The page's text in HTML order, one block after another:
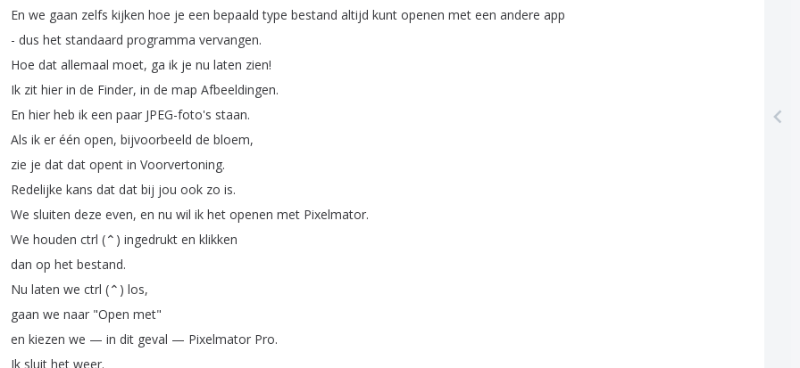
En we gaan zelfs kijken hoe je een bepaald type bestand altijd kunt openen met een andere app
- dus het standaard programma vervangen.
Hoe dat allemaal moet, ga ik je nu laten zien!
Ik zit hier in de Finder, in de map Afbeeldingen.
En hier heb ik een paar JPEG-foto's staan.
Als ik er één open, bijvoorbeeld de bloem,
zie je dat dat opent in Voorvertoning.
Redelijke kans dat dat bij jou ook zo is.
We sluiten deze even, en nu wil ik het openen met Pixelmator.
We houden ctrl (⌃ ) ingedrukt en klikken
dan op het bestand.
Nu laten we ctrl (⌃ ) los,
gaan we naar "Open met"
en kiezen we — in dit geval — Pixelmator Pro.
Ik sluit het weer.